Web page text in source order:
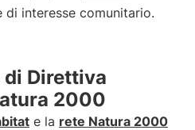
interesse comunitario.
Direttiva
2000
e la rete Natura 2000